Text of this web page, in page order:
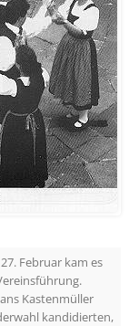
Februar kam es
Kastenmüller
kandidierten,